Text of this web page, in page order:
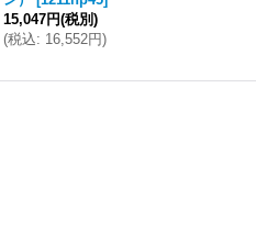
15,047円(税別)
(税込: 16,552円)